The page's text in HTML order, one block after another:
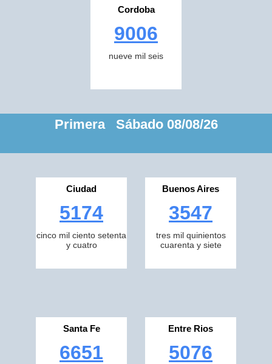
Cordoba
9006
nueve mil seis
Primera Sábado 08/08/26
Ciudad
5174
cinco mil ciento setenta
y cuatro
Buenos Aires
3547
tres mil quinientos
cuarenta y siete
Santa Fe
6651
Entre Rios
5076